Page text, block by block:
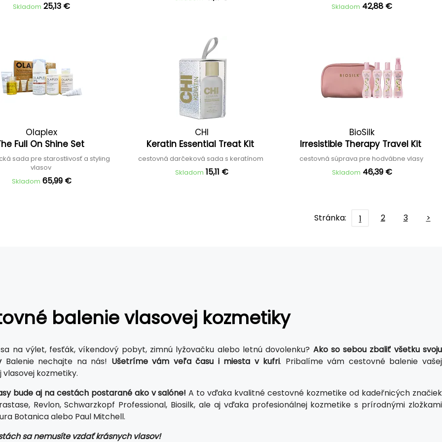
Skladom 25,13 €
Skladom 42,88 €
Olaplex
Full On Shine Set
sada pre starostlivosť a styling
vlasov
Skladom 65,99 €
CHI
Keratin Essential Treat Kit
cestovná darčeková sada s keratínom
Skladom 15,11 €
BioSilk
Irresistible Therapy Travel Kit
cestovná súprava pre hodvábne vlasy
Skladom 46,39 €
Stránka: 1 2 3 >
balenie vlasovej kozmetiky
na výlet, fesťák, víkendový pobyt, zimnú lyžovačku alebo letnú dovolenku? Ako so sebou zbaliť všetku svoju
Balenie nechajte na nás! Ušetríme vám veľa času i miesta v kufri. Pribalíme vám cestovné balenie vašej
kozmetiky.
bude aj na cestách postarané ako v salóne! A to vďaka kvalitné cestovné kozmetike od kadeřnicých značiek
Revlon, Schwarzkopf Professional, Biosilk, ale aj vďaka profesionálnej kozmetike s prírodnými zložkami
Botanica alebo Paul Mitchell.
sa nemusíte vzdať krásnych vlasov!